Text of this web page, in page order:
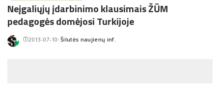
Neįgaliųjų įdarbinimo klausimais ŽŪM
pedagogės domėjosi Turkijoje
2013-07-10Posted
Šilutės naujienų inf.